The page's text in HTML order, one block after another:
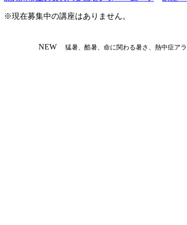
※現在募集中の講座はありません。
NEW 猛暑、酷暑、命に関わる暑さ、熱中症ア